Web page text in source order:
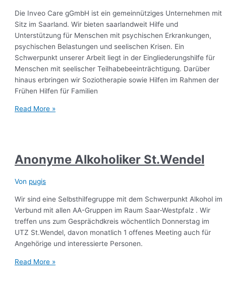
Die Inveo Care gGmbH ist ein gemeinnütziges Unternehmen mit
Sitz im Saarland. Wir bieten saarlandweit Hilfe und
Unterstützung für Menschen mit psychischen Erkrankungen,
psychischen Belastungen und seelischen Krisen. Ein
Schwerpunkt unserer Arbeit liegt in der Eingliederungshilfe für
Menschen mit seelischer Teilhabebeeinträchtigung. Darüber
hinaus erbringen wir Soziotherapie sowie Hilfen im Rahmen der
Frühen Hilfen für Familien
Read More »
Anonyme Alkoholiker St.Wendel
Von pugis
Wir sind eine Selbsthilfegruppe mit dem Schwerpunkt Alkohol im
Verbund mit allen AA-Gruppen im Raum Saar-Westpfalz . Wir
treffen uns zum Gesprächdkreis wöchentlich Donnerstag im
UTZ St.Wendel, davon monatlich 1 offenes Meeting auch für
Angehörige und interessierte Personen.
Read More »